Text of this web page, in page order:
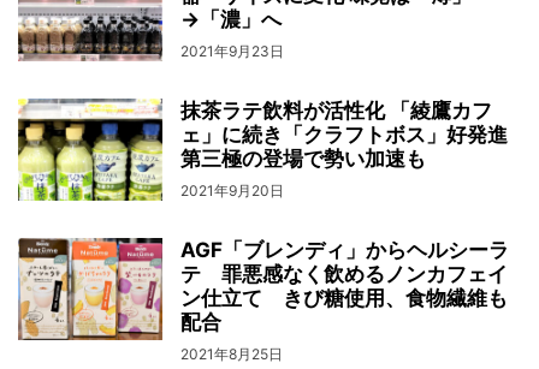
→「濃」へ
2021年9月23日
抹茶ラテ飲料が活性化 「綾鷹カフ
ェ」に続き「クラフトボス」好発進
第三極の登場で勢い加速も
2021年9月20日
AGF「ブレンディ」からヘルシーラ
テ 罪悪感なく飲めるノンカフェイ
ン仕立て きび糖使用、食物繊維も
配合
2021年8月25日